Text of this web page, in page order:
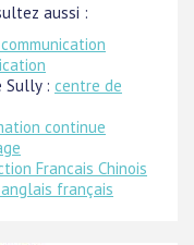
aussi :
Sully : centre de
continue
Francais Chinois
français